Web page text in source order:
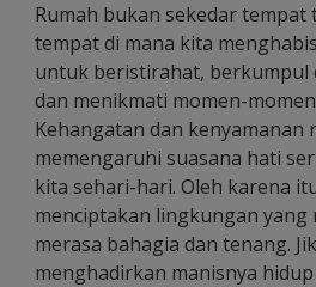
Rumah bukan sekedar
tempat di mana kita
untuk beristirahat, berkumpul
dan menikmati momen-
Kehangatan dan kenyamanan
memengaruhi suasana hati
kita sehari-hari. Oleh karena
menciptakan lingkungan yang
merasa bahagia dan tenang.
menghadirkan manisnya